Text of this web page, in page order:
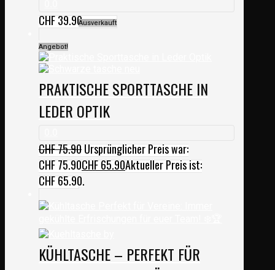
CHF39.90Ausverkauft
Angebot!
PRAKTISCHE SPORTTASCHE IN
LEDER OPTIK
CHF75.90Ursprünglicher Preis war:
CHF 75.90CHF65.90Aktueller Preis ist:
CHF 65.90.
KÜHLTASCHE – PERFEKT FÜR